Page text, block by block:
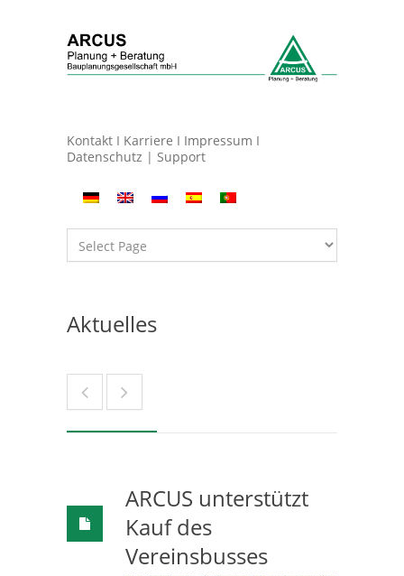
Kontakt I Karriere I Impressum I
Datenschutz | Support
Aktuelles
ARCUS unterstützt
Kauf des
Vereinsbusses